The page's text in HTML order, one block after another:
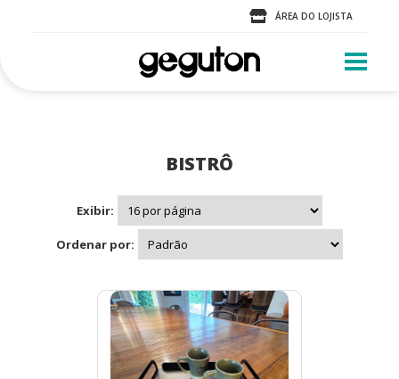
ÁREA DO LOJISTA
BISTRÔ
Exibir:
Ordenar por: